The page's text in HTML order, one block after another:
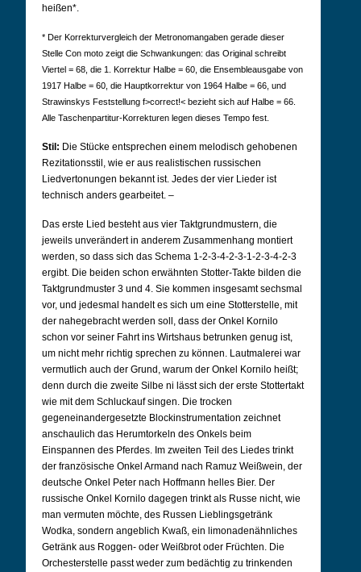
heißen*.
* Der Korrekturvergleich der Metronomangaben gerade dieser
Stelle Con moto zeigt die Schwankungen: das Original schreibt
Viertel = 68, die 1. Korrektur Halbe = 60, die Ensembleausgabe von
1917 Halbe = 60, die Hauptkorrektur von 1964 Halbe = 66, und
Strawinskys Feststellung f>correct!< bezieht sich auf Halbe = 66.
Alle Taschenpartitur-Korrekturen legen dieses Tempo fest.
Stil: Die Stücke entsprechen einem melodisch gehobenen
Rezitationsstil, wie er aus realistischen russischen
Liedvertonungen bekannt ist. Jedes der vier Lieder ist
technisch anders gearbeitet. –
Das erste Lied besteht aus vier Taktgrundmustern, die
jeweils unverändert in anderem Zusammenhang montiert
werden, so dass sich das Schema 1-2-3-4-2-3-1-2-3-4-2-3
ergibt. Die beiden schon erwähnten Stotter-Takte bilden die
Taktgrundmuster 3 und 4. Sie kommen insgesamt sechsmal
vor, und jedesmal handelt es sich um eine Stotterstelle, mit
der nahegebracht werden soll, dass der Onkel Kornilo
schon vor seiner Fahrt ins Wirtshaus betrunken genug ist,
um nicht mehr richtig sprechen zu können. Lautmalerei war
vermutlich auch der Grund, warum der Onkel Kornilo heißt;
denn durch die zweite Silbe ni lässt sich der erste Stottertakt
wie mit dem Schluckauf singen. Die trocken
gegeneinandergesetzte Blockinstrumentation zeichnet
anschaulich das Herumtorkeln des Onkels beim
Einspannen des Pferdes. Im zweiten Teil des Liedes trinkt
der französische Onkel Armand nach Ramuz Weißwein, der
deutsche Onkel Peter nach Hoffmann helles Bier. Der
russische Onkel Kornilo dagegen trinkt als Russe nicht, wie
man vermuten möchte, des Russen Lieblingsgetränk
Wodka, sondern angeblich Kwaß, ein limonadenähnliches
Getränk aus Roggen- oder Weißbrot oder Früchten. Die
Orchesterstelle passt weder zum bedächtig zu trinkenden